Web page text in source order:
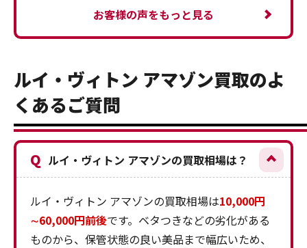
お客様の声をもっと見る
ルイ・ヴィトン アマゾン買取のよ
くあるご質問
Q ルイ・ヴィトン アマゾンの買取相場は？
ルイ・ヴィトン アマゾンの買取相場は10,000円
∼60,000円前後です。ベタつきなどの劣化がある
ものから、保管状態の良い美品まで幅広いため、